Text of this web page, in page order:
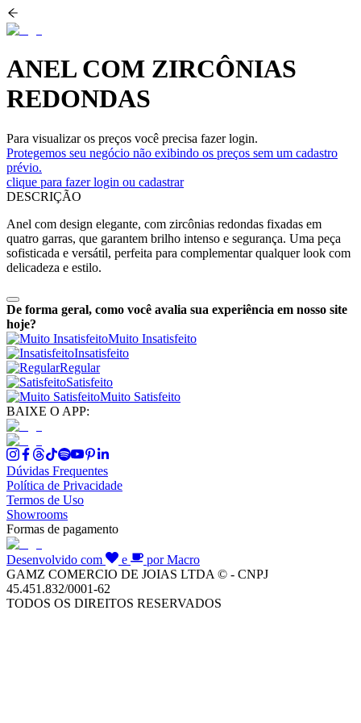
ANEL COM ZIRCÔNIAS
REDONDAS
Para visualizar os preços você precisa fazer login.
Protegemos seu negócio não exibindo os preços sem um cadastro
prévio.
clique para fazer login ou cadastrar
DESCRIÇÃO
Anel com design elegante, com zircônias redondas fixadas em
quatro garras, que garantem brilho intenso e segurança. Uma peça
sofisticada e versátil, perfeita para complementar qualquer look com
delicadeza e estilo.
De forma geral, como você avalia sua experiência em nosso site
hoje?
Muito Insatisfeito
Insatisfeito
Regular
Satisfeito
Muito Satisfeito
BAIXE O APP:
Dúvidas Frequentes
Política de Privacidade
Termos de Uso
Showrooms
Formas de pagamento
Desenvolvido com e
por Macro
GAMZ COMERCIO DE JOIAS LTDA © - CNPJ
45.451.832/0001-62
TODOS OS DIREITOS RESERVADOS